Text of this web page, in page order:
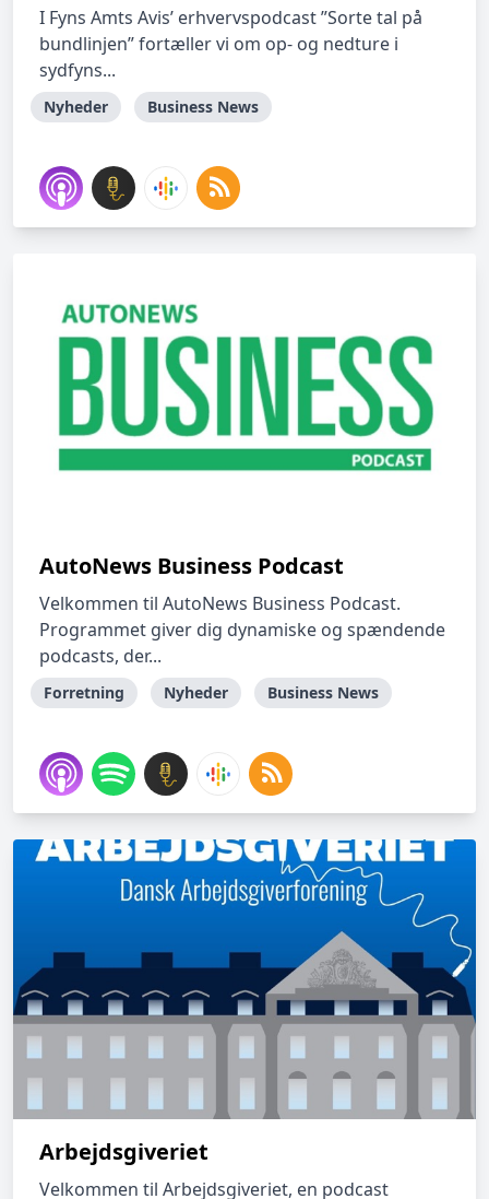
I Fyns Amts Avis’ erhvervspodcast ”Sorte tal på
bundlinjen” fortæller vi om op- og nedture i
sydfyns...
Nyheder Business News
AutoNews Business Podcast
Velkommen til AutoNews Business Podcast.
Programmet giver dig dynamiske og spændende
podcasts, der...
Forretning Nyheder Business News
Arbejdsgiveriet
Velkommen til Arbejdsgiveriet, en podcast